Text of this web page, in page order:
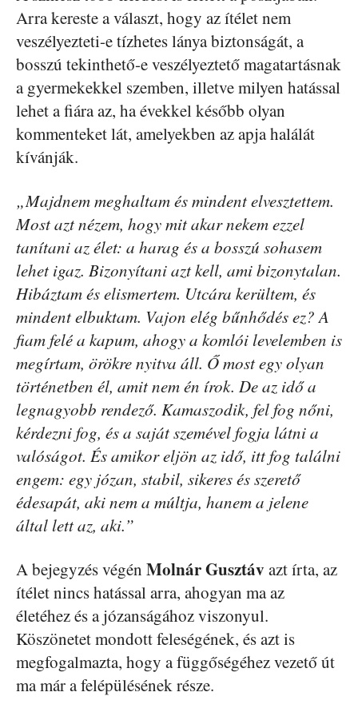
Arra kereste a választ, hogy az ítélet nem
veszélyezteti-e tízhetes lánya biztonságát, a
bosszú tekinthető-e veszélyeztető magatartásnak
a gyermekekkel szemben, illetve milyen hatással
lehet a fiára az, ha évekkel később olyan
kommenteket lát, amelyekben az apja halálát
kívánják.
„Majdnem meghaltam és mindent elvesztettem.
Most azt nézem, hogy mit akar nekem ezzel
tanítani az élet: a harag és a bosszú sohasem
lehet igaz. Bizonyítani azt kell, ami bizonytalan.
Hibáztam és elismertem. Utcára kerültem, és
mindent elbuktam. Vajon elég bűnhődés ez? A
fiam felé a kapum, ahogy a komlói levelemben is
megírtam, örökre nyitva áll. Ő most egy olyan
történetben él, amit nem én írok. De az idő a
legnagyobb rendező. Kamaszodik, fel fog nőni,
kérdezni fog, és a saját szemével fogja látni a
valóságot. És amikor eljön az idő, itt fog találni
engem: egy józan, stabil, sikeres és szerető
édesapát, aki nem a múltja, hanem a jelene
által lett az, aki.”
A bejegyzés végén Molnár Gusztáv azt írta, az
ítélet nincs hatással arra, ahogyan ma az
életéhez és a józanságához viszonyul.
Köszönetet mondott feleségének, és azt is
megfogalmazta, hogy a függőségéhez vezető út
ma már a felépülésének része.